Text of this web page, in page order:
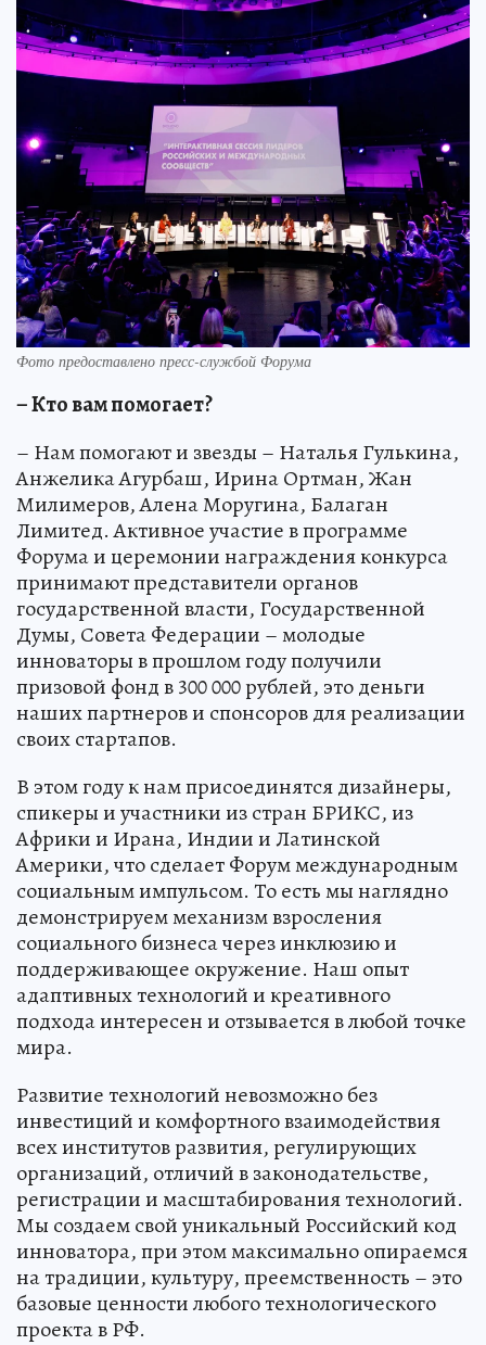
Фото предоставлено пресс-службой Форума
– Кто вам помогает?
– Нам помогают и звезды – Наталья Гулькина,
Анжелика Агурбаш, Ирина Ортман, Жан
Милимеров, Алена Моругина, Балаган
Лимитед. Активное участие в программе
Форума и церемонии награждения конкурса
принимают представители органов
государственной власти, Государственной
Думы, Совета Федерации – молодые
инноваторы в прошлом году получили
призовой фонд в 300 000 рублей, это деньги
наших партнеров и спонсоров для реализации
своих стартапов.
В этом году к нам присоединятся дизайнеры,
спикеры и участники из стран БРИКС, из
Африки и Ирана, Индии и Латинской
Америки, что сделает Форум международным
социальным импульсом. То есть мы наглядно
демонстрируем механизм взросления
социального бизнеса через инклюзию и
поддерживающее окружение. Наш опыт
адаптивных технологий и креативного
подхода интересен и отзывается в любой точке
мира.
Развитие технологий невозможно без
инвестиций и комфортного взаимодействия
всех институтов развития, регулирующих
организаций, отличий в законодательстве,
регистрации и масштабирования технологий.
Мы создаем свой уникальный Российский код
инноватора, при этом максимально опираемся
на традиции, культуру, преемственность – это
базовые ценности любого технологического
проекта в РФ.